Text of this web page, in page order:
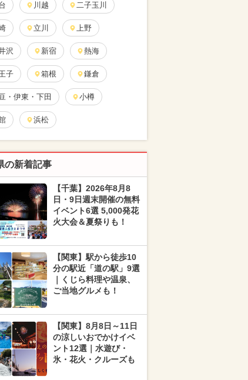
川越 二子玉川
立川 上野
沢 新宿 熱海
子 箱根 鎌倉
・伊東・下田 小樽
浜松
の新着記事
【千葉】2026年8月8
日・9日週末開催の無料
イベント6選 5,000発花
火大会＆夏祭りも！
【関東】駅から徒歩10
分の駅近「道の駅」9選
｜くじら料理や温泉、
ご当地グルメも！
【関東】8月8日～11日
の涼しいおでかけイベ
ント12選｜水遊び・
氷・花火・クルーズも